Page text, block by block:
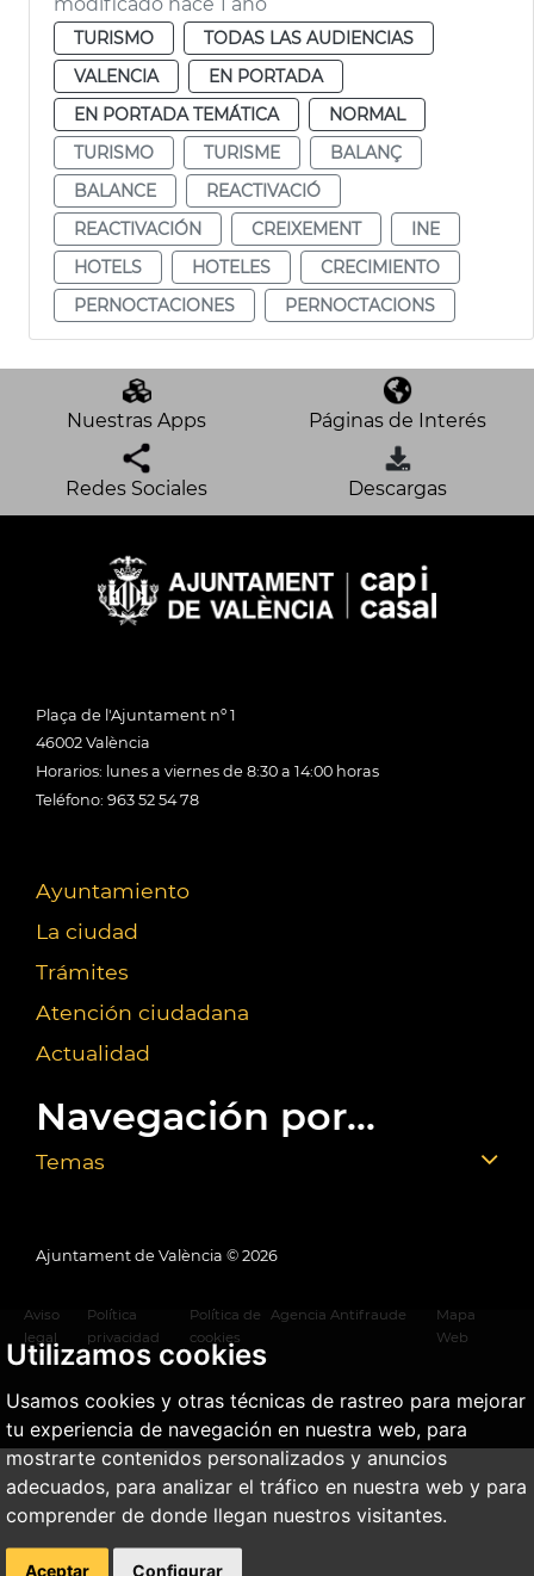
Utilizamos cookies
Usamos cookies y otras técnicas de rastreo para mejorar
tu experiencia de navegación en nuestra web, para
mostrarte contenidos personalizados y anuncios
adecuados, para analizar el tráfico en nuestra web y para
comprender de donde llegan nuestros visitantes.
Aceptar Configurar
TURISMO
TODAS LAS AUDIENCIAS
VALENCIA
EN PORTADA
EN PORTADA TEMÁTICA
NORMAL
TURISMO
TURISME
BALANÇ
BALANCE
REACTIVACIÓ
REACTIVACIÓN
CREIXEMENT
INE
HOTELS
HOTELES
CRECIMIENTO
PERNOCTACIONES
PERNOCTACIONS
Nuestras Apps Páginas de Interés
Redes Sociales Descargas
Plaça de l'Ajuntament nº 1
46002 València
Horarios: lunes a viernes de 8:30 a 14:00 horas
Teléfono: 963 52 54 78
Ayuntamiento
La ciudad
Trámites
Atención ciudadana
Actualidad
Navegación por...
Temas
Ajuntament de València © 2026
Aviso
legal
Política
privacidad
Política de
cookies
Agencia Antifraude
Mapa
Web